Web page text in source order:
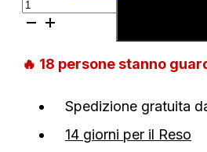
Festive
regular
quantità
🔥 18 persone stanno
Spedizione gratuita
14 giorni per il Reso